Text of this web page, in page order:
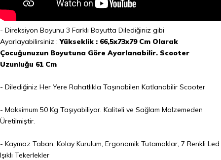
- Direksiyon Boyunu 3 Farklı Boyutta Dilediğiniz gibi
Ayarlayabilirsiniz :Yükseklik : 66,5x73x79 Cm Olarak
Çocuğunuzun Boyutuna Göre Ayarlanabilir. Scooter
Uzunluğu 61 Cm
- Dilediğiniz Her Yere Rahatlıkla Taşınabilen Katlanabilir Scooter
- Maksimum 50 Kg Taşıyabiliyor. Kaliteli ve Sağlam Malzemeden
Üretilmiştir.
- Kaymaz Taban, Kolay Kurulum, Ergonomik Tutamaklar, 7 Renkli Led
Işıklı Tekerlekler